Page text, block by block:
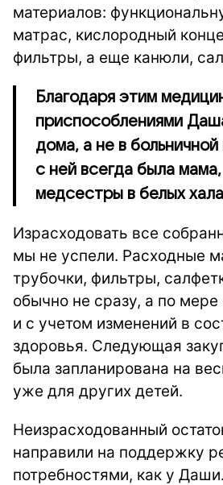
материалов:
матрас, кислородный
фильтры, а еще канюли,
Благодаря этим
приспособлениями
дома, а не в
с ней всегда была
медсестры в белых
Израсходовать все
мы не успели. Расходные
трубочки, фильтры,
обычно не сразу, а по
и с учетом изменений в
здоровья. Следующая
была запланирована на
уже для других детей.
Неизрасходованный
направили на поддержку
потребностями, как у